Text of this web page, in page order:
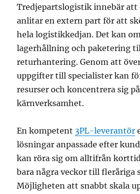
Tredjepartslogistik innebär
anlitar en extern part för att
hela logistikkedjan. Det kan
lagerhållning och paketering
returhantering. Genom att
uppgifter till specialister kan
resurser och koncentrera sig
kärnverksamhet.
En kompetent 3PL-leverantör
lösningar anpassade efter
kan röra sig om alltifrån
bara några veckor till fleråriga
Möjligheten att snabbt skala